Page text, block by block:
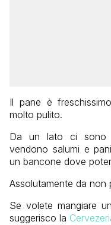
Il pane è
molto pulito.
Da un lato ci sono
vendono salumi e
un bancone dove
Assolutamente da non
Se volete mangiare
suggerisco la